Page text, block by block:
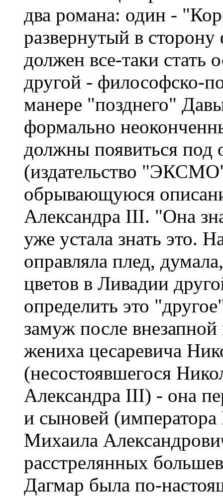
два романа: один -
развернутый в
должен все-таки стать
другой - философско-
манере "позднего"
формально
должны появиться под
(издательство
обрывающуюся
Александра III. "Она
уже устала знать это.
оправляла плед,
цветов в Ливадии
определить это
замуж после
жениха цесаревича
(несостоявшегося
Александра III) - она
и сыновей (императора
Михаила
расстрелянных
Дагмар была по-